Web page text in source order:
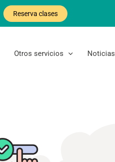
Reserva clases
Otros servicios Noticias